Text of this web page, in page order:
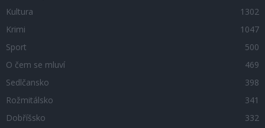
Kultura
1302
Krimi
1047
Sport
500
O čem se mluví
469
Sedlčansko
398
Rožmitálsko
341
Dobříšsko
332